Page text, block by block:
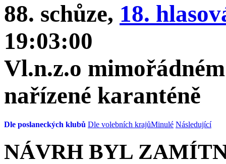
88. schůze, 18.
19:03:00
Vl.n.z.o
nařízené karanténě
Dle poslaneckých klubů Dle volebních krajůMinulé Následující
NÁVRH BYL